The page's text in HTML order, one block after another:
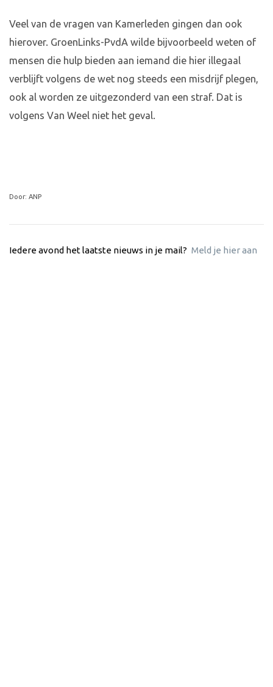
Veel van de vragen van Kamerleden gingen dan ook
hierover. GroenLinks-PvdA wilde bijvoorbeeld weten of
mensen die hulp bieden aan iemand die hier illegaal
verblijft volgens de wet nog steeds een misdrijf plegen,
ook al worden ze uitgezonderd van een straf. Dat is
volgens Van Weel niet het geval.
Door: ANP
Iedere avond het laatste nieuws in je mail? Meld je hier aan